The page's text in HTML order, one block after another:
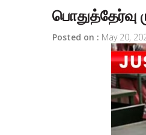
பொதுத்தேர்வு
Posted on : May 20,